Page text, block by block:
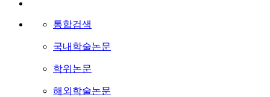
통합검색
국내학술논문
학위논문
해외학술논문